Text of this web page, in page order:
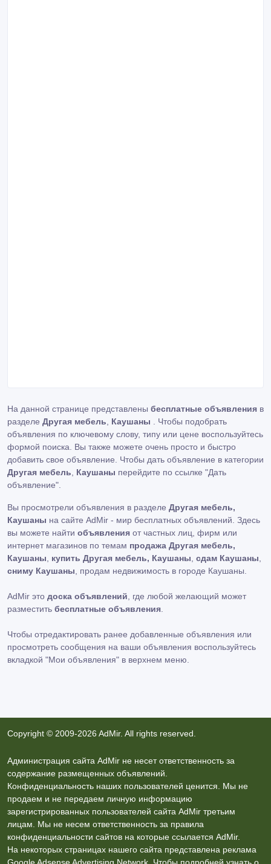
На данной странице представлены бесплатные объявления в
разделе Другая мебель Каушаны . Чтобы подобрать
объявления по ключевому слову, типу или цене воспользуйтесь
формой поиска. Вы также можете очень просто и быстро
добавить свое объявление. Чтобы дать объявление в категории
Другая мебель
Каушаны перейдите по ссылке "Дать
объявление"
Вы просмотрели объявления в разделе Другая мебель,
Каушаны на сайте AdMir - мир бесплатных объявлений. Здесь
вы можете найти объявления от частных лиц, фирм или
интернет магазинов по темам продажа Другая мебель,
Каушаны
купить Другая мебель, Каушаны сдам Каушаны
сниму Каушаны , продам недвижимость в городе Каушаны.
AdMir это доска объявлений , где любой желающий может
разместить бесплатные объявления
Чтобы отредактировать ранее добавленные объявления или
просмотреть сообщения на ваши объявления воспользуйтесь
вкладкой "Мои объявления" в верхнем меню.
Copyright © 2009-2026 AdMir. All rights reserved.
Администрация сайта AdMir не несет ответственность за
содержание размещенных объявлений.
Конфиденциальность наших пользователей ценится. Мы не
продаем и не передаем личную информацию
зарегистрированных пользователей сайта AdMir третьим
лицам. Мы не несем ответственность за правила
конфиденциальности сайтов на которые ссылается AdMir.
На некоторых страницах нашего сайта представлена реклама